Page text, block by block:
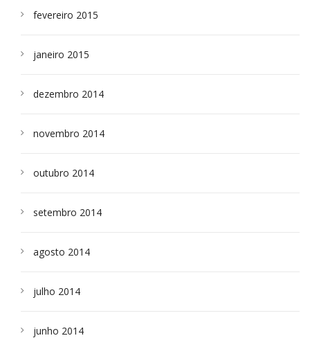
fevereiro 2015
janeiro 2015
dezembro 2014
novembro 2014
outubro 2014
setembro 2014
agosto 2014
julho 2014
junho 2014